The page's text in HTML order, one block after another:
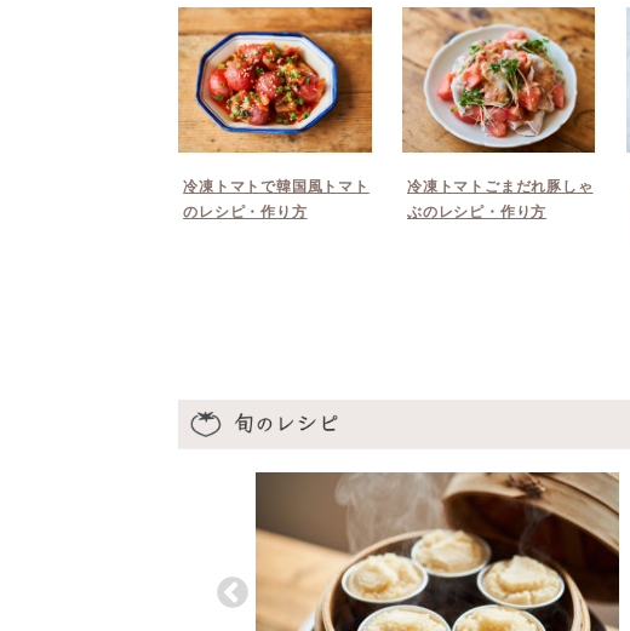
冷凍トマトで韓国風トマト
のレシピ・作り方
冷凍トマトごまだれ豚しゃ
ぶのレシピ・作り方